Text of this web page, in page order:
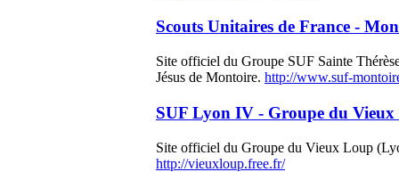
Scouts Unitaires de France -
Site officiel du Groupe SUF Sainte
Jésus de Montoire. http://www.suf-
SUF Lyon IV - Groupe du
Site officiel du Groupe du Vieux Loup
http://vieuxloup.free.fr/